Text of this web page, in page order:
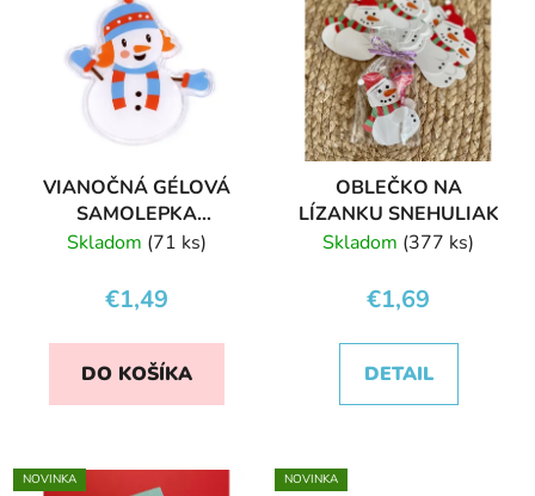
VIANOČNÁ GÉLOVÁ
SAMOLEPKA
SNEHULIAK NA OKNO
Skladom (71 ks)
€1,49
DO KOŠÍKA
OBLEČKO NA
LÍZANKU SNEHULIAK
Skladom (377 ks)
€1,69
DETAIL
NOVINKA NOVINKA